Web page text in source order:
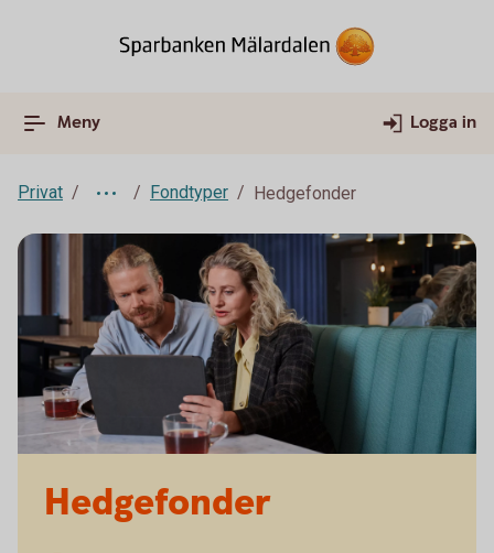
Meny Logga in
Privat Fondtyper Hedgefonder
Hedgefonder